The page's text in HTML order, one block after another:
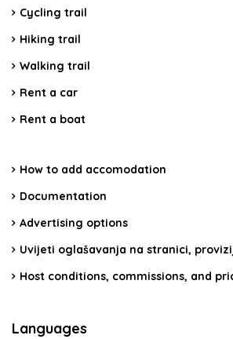
Cycling trail
Hiking trail
Walking trail
Rent a car
Rent a boat
How to add accomodation
Documentation
Advertising options
Uvijeti oglašavanja na stranici,
Host conditions, commissions, and
Languages